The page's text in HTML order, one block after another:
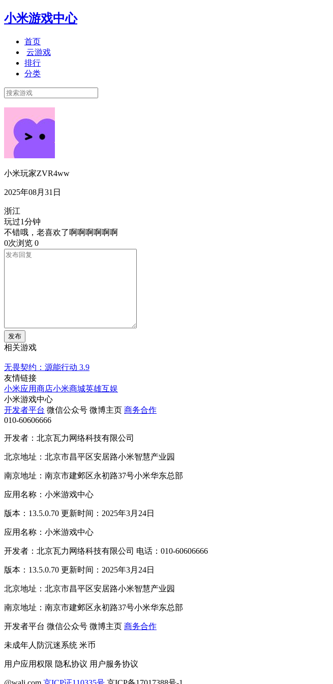
小米游戏中心
首页
云游戏
排行
分类
小米玩家ZVR4ww
2025年08月31日
浙江
玩过1分钟
不错哦，老喜欢了啊啊啊啊啊啊
0次浏览 0
发布
相关游戏
无畏契约：源能行动 3.9
友情链接
小米应用商店小米商城英雄互娱
小米游戏中心
开发者平台 微信公众号 微博主页 商务合作
010-60606666
开发者：北京瓦力网络科技有限公司
北京地址：北京市昌平区安居路小米智慧产业园
南京地址：南京市建邺区永初路37号小米华东总部
应用名称：小米游戏中心
版本：13.5.0.70 更新时间：2025年3月24日
应用名称：小米游戏中心
开发者：北京瓦力网络科技有限公司 电话：010-60606666
版本：13.5.0.70 更新时间：2025年3月24日
北京地址：北京市昌平区安居路小米智慧产业园
南京地址：南京市建邺区永初路37号小米华东总部
开发者平台 微信公众号 微博主页 商务合作
未成年人防沉迷系统 米币
用户应用权限 隐私协议 用户服务协议